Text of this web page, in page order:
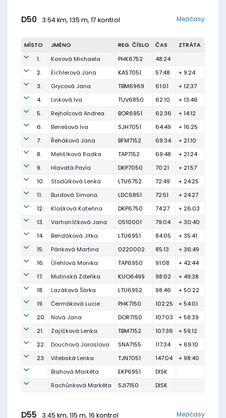
D50 3.54 km, 135 m, 17 kontrol Mezičasy
MÍSTO JMÉNO REG. ČÍSLO ČAS
ZTRÁTA
1.
Kosová Michaela PHK6752
48:24
2.
Eichlerová Jana KAS7051 57:48
+ 9:24
3.
Grycová Jana TBM6969 61:01
+ 12:37
4.
Linková Iva TUV6850 62:10
+ 13:46
5.
Rejholcová Andrea BOR6951 62:36
+ 14:12
6.
Benešová Iva SJH7051 64:49
+ 16:25
7.
Řeháková Jana BFM7152 69:34
+ 21:10
8.
Melišíková Radka TAP7152 69:48
+ 21:24
9.
Hlavatá Pavla DKP7050 70:21
+ 21:57
10.
Stodůlková Lenka LTU6752 72:49
+ 24:25
11.
Burdová Simona LDC6851 72:51
+ 24:27
12.
Klašková Kateřina DKP6750 74:27
+ 26:03
13.
Varhaníčková Jana 0510001 79:04
+ 30:40
14.
Bendáková Jitka LTU6951 84:05
+ 35:41
15.
Pánková Martina 0220002 85:13
+ 36:49
16.
Úlehlová Monika TAP6950 91:08
+ 42:44
17.
Mutinská Zdeňka KUO6499 98:02
+ 49:38
18.
Lazáková Šárka LTU6952 98:46
+ 50:22
19.
Čermáková Lucie PHK7150 102:25
+ 54:01
20.
Nová Jana DOR7150 107:03
+ 58:39
21.
Zajíčková Lenka TBM7152 107:36
+ 59:12
22.
Douchová Jaroslava SNA7155 117:34
+ 69:10
23.
Vitebská Lenka TJN7051 147:04
+ 98:40
Blahová Markéta
EKP6951
DISK
Rachůnková Markéta
SJI7150 DISK
D55 3.45 km, 115 m, 16 kontrol Mezičasy